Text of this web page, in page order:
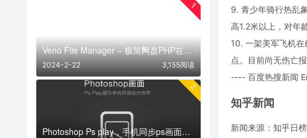
9. 青少年骑行热乱
高1.2米以上，对年
10. 一架美军飞机
点。目前尚无伤亡报
---- 百度热搜新闻
知乎新闻
新闻来源：知乎日榜
1
Veno File Manager – 极简网盘PHP在线网盘系统- v4.1
2024-2-22 3,155阅读
2
Photoshop Ps play，手机同步ps画面神器